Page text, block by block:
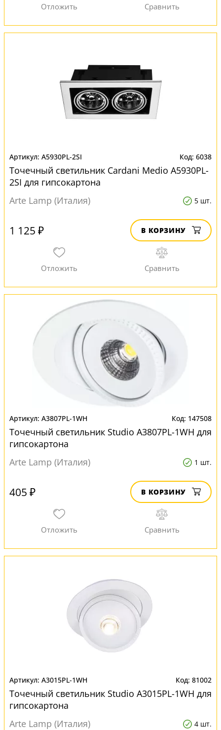
A5930PL-2SI 6038
Точечный светильник Cardani Medio A5930PL-
2SI для гипсокартона
Arte Lamp (Италия)
5 шт.
1 125 ₽ В КОРЗИНУ
A3807PL-1WH 147508
Точечный светильник Studio A3807PL-1WH для
гипсокартона
Arte Lamp (Италия)
1 шт.
405 ₽ В КОРЗИНУ
A3015PL-1WH 81002
Точечный светильник Studio A3015PL-1WH для
гипсокартона
Arte Lamp (Италия)
4 шт.